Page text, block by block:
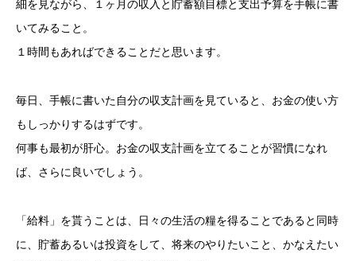
細を見ながら、１ヶ月の収入と貯蓄額目標と支出予算を手帳に書
いてみること。
１時間もあればできることだと思います。
毎日、手帳に書いた自分の収支計画を見ていると、お金の使い方
もしっかりするはずです。
何事も最初が肝心。お金の収支計画を立てることが習慣になれ
ば、さらに良いでしょう。
「給料」を貰うことは、日々の生活の糧を得ることであると同時
に、貯蓄あるいは投資をして、将来のやりたいこと、かなえたい